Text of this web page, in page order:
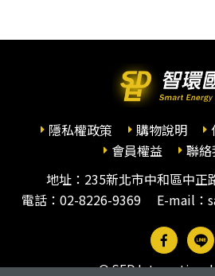
隱私權政策 購物說明
會員權益
聯
地址：235新北市中和區中正
電話： 02-8226-9369 E-mail：
© SED International